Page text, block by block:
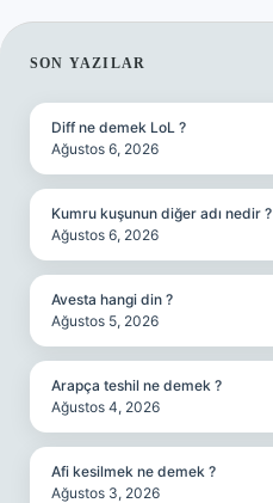
SIDEBAR
SON YAZILAR
Diff ne demek LoL ?
Ağustos 6, 2026
Kumru kuşunun diğer adı nedir ?
Ağustos 6, 2026
Avesta hangi din ?
Ağustos 5, 2026
Arapça teshil ne demek ?
Ağustos 4, 2026
Afi kesilmek ne demek ?
Ağustos 3, 2026